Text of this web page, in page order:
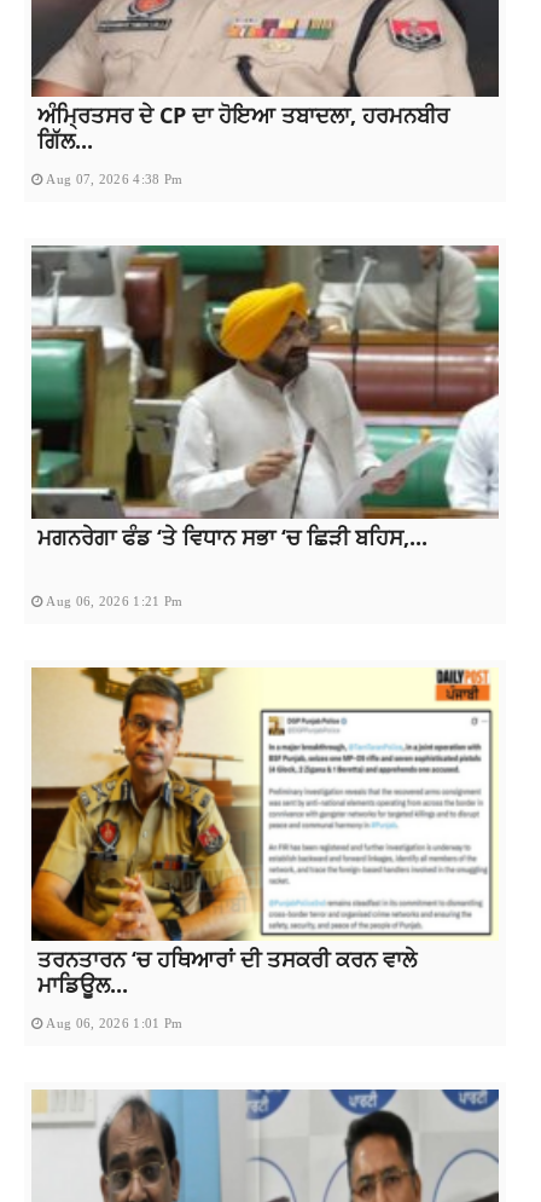
ਅੰਮ੍ਰਿਤਸਰ ਦੇ CP ਦਾ ਹੋਇਆ ਤਬਾਦਲਾ, ਹਰਮਨਬੀਰ
ਗਿੱਲ...
Aug 07, 2026 4:38 Pm
ਮਗਨਰੇਗਾ ਫੰਡ ‘ਤੇ ਵਿਧਾਨ ਸਭਾ ‘ਚ ਛਿੜੀ ਬਹਿਸ,...
Aug 06, 2026 1:21 Pm
ਤਰਨਤਾਰਨ ‘ਚ ਹਥਿਆਰਾਂ ਦੀ ਤਸਕਰੀ ਕਰਨ ਵਾਲੇ
ਮਾਡਿਊਲ...
Aug 06, 2026 1:01 Pm